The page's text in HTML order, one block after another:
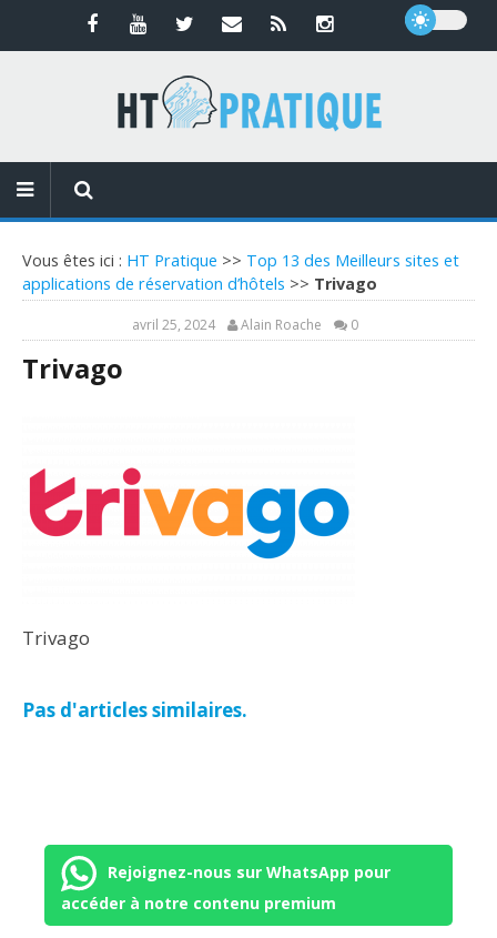
Vous êtes ici : HT Pratique >> Top 13 des Meilleurs sites et
applications de réservation d’hôtels >> Trivago
avril 25, 2024 Alain Roache 0
Trivago
Trivago
Pas d'articles similaires.
Rejoignez-nous sur WhatsApp pour
accéder à notre contenu premium